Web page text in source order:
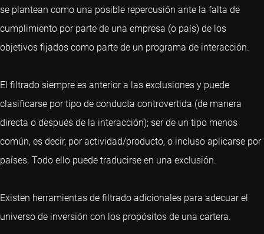
se plantean como una posible repercusión ante la falta de
cumplimiento por parte de una empresa (o país) de los
objetivos fijados como parte de un programa de interacción.
El filtrado siempre es anterior a las exclusiones y puede
clasificarse por tipo de conducta controvertida (de manera
directa o después de la interacción); ser de un tipo menos
común, es decir, por actividad/producto, o incluso aplicarse por
países. Todo ello puede traducirse en una exclusión.
Existen herramientas de filtrado adicionales para adecuar el
universo de inversión con los propósitos de una cartera.